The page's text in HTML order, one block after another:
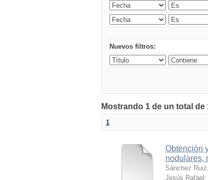
Nuevos filtros:
Mostrando 1 de un total de
1
Obtención
nodulares,
Sánchez
Jesús Rafael ;